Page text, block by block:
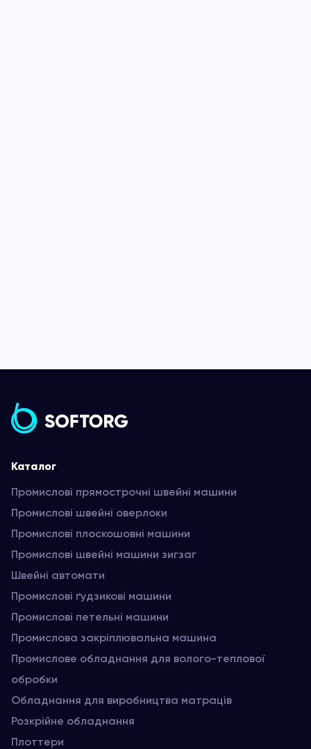
Каталог
Промислові прямострочні швейні машини
Промислові швейні оверлоки
Промислові плоскошовні машини
Промислові швейні машини зигзаг
Швейні автомати
Промислові ґудзикові машини
Промислові петельні машини
Промислова закріплювальна машина
Промислове обладнання для волого-теплової
обробки
Обладнання для виробництва матраців
Розкрійне обладнання
Плоттери